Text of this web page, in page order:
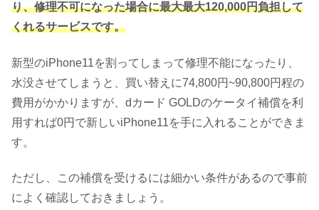
り、修理不可になった場合に最大最大120,000円負担して
くれるサービスです。
新型のiPhone11を割ってしまって修理不能になったり、
水没させてしまうと、買い替えに74,800円~90,800円程の
費用がかかりますが、dカード GOLDのケータイ補償を利
用すれば0円で新しいiPhone11を手に入れることができま
す。
ただし、この補償を受けるには細かい条件があるので事前
によく確認しておきましょう。